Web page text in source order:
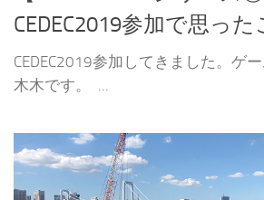
CEDEC2019参加で思った
CEDEC2019参加してきました。ゲ
木木です。 ...